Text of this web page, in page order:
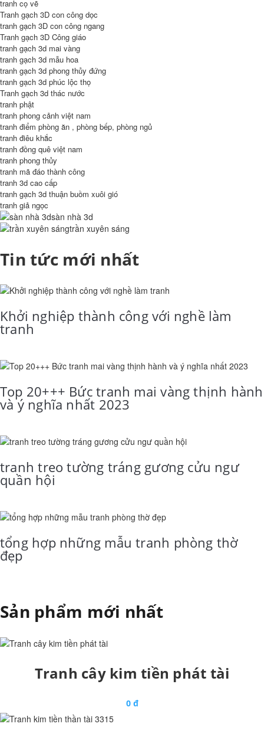
tranh cọ vẽ
Tranh gạch 3D con công dọc
tranh gạch 3D con công ngang
Tranh gạch 3D Công giáo
tranh gạch 3d mai vàng
tranh gạch 3d mẫu hoa
tranh gạch 3d phong thủy đứng
tranh gạch 3d phúc lộc thọ
Tranh gạch 3d thác nước
tranh phật
tranh phong cảnh việt nam
tranh điểm phòng ăn , phòng bếp, phòng ngủ
tranh điêu khắc
tranh đồng quê việt nam
tranh phong thủy
tranh mã đáo thành công
tranh 3d cao cấp
tranh gạch 3d thuận buồm xuôi gió
tranh giả ngọc
sàn nhà 3d
trần xuyên sáng
Tin tức mới nhất
Khởi nghiệp thành công với nghề làm
tranh
Top 20+++ Bức tranh mai vàng thịnh hành
và ý nghĩa nhất 2023
tranh treo tường tráng gương cửu ngư
quần hội
tổng hợp những mẫu tranh phòng thờ
đẹp
Sản phẩm mới nhất
Tranh cây kim tiền phát tài
0 đ